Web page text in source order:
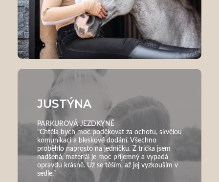
JUSTÝNA
PARKUROVÁ JEZDKYNĚ
"Chtěla bych moc poděkovat za ochotu, skvělou
komunikaci a bleskové dodání. Všechno
proběhlo naprosto na jedničku. Z trička jsem
nadšená, materiál je moc příjemný a vypadá
opravdu krásně. Už se těším, až jej vyzkouším v
sedle.”